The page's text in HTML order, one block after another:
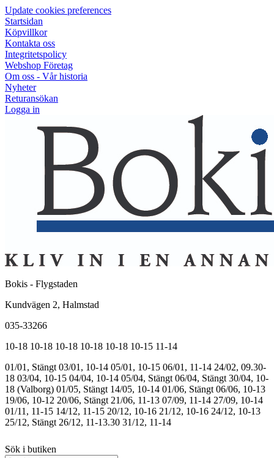
Update cookies preferences
Startsidan
Köpvillkor
Kontakta oss
Integritetspolicy
Webshop Företag
Om oss - Vår historia
Nyheter
Returansökan
Logga in
Bokis - Flygstaden
Kundvägen 2, Halmstad
035-33266
10-18 10-18 10-18 10-18 10-18 10-15 11-14
01/01, Stängt 03/01, 10-14 05/01, 10-15 06/01, 11-14 24/02, 09.30-
18 03/04, 10-15 04/04, 10-14 05/04, Stängt 06/04, Stängt 30/04, 10-
18 (Valborg) 01/05, Stängt 14/05, 10-14 01/06, Stängt 06/06, 10-13
19/06, 10-12 20/06, Stängt 21/06, 11-13 07/09, 11-14 27/09, 10-14
01/11, 11-15 14/12, 11-15 20/12, 10-16 21/12, 10-16 24/12, 10-13
25/12, Stängt 26/12, 11-13.30 31/12, 11-14
Sök i butiken